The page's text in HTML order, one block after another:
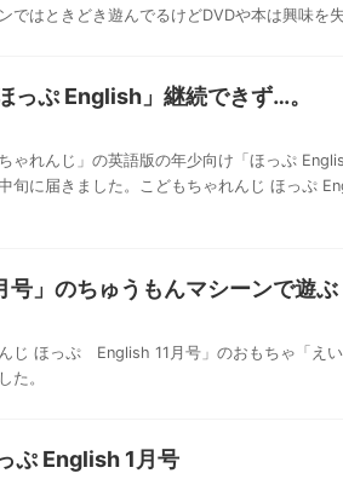
ではときどき遊んでるけどDVDや本は興味を
っぷ English」継続できず…。
ゃれんじ」の英語版の年少向け「ほっぷ
旬に届きました。こどもちゃれんじ ほっぷ
号」のちゅうもんマシーンで遊ぶ
じ ほっぷ English 11月号」のおもちゃ「え
た。
ぷ English 1月号